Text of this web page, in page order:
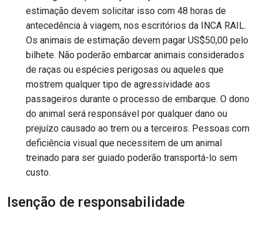
estimação devem solicitar isso com 48 horas de
antecedência à viagem, nos escritórios da INCA RAIL.
Os animais de estimação devem pagar US$50,00 pelo
bilhete. Não poderão embarcar animais considerados
de raças ou espécies perigosas ou aqueles que
mostrem qualquer tipo de agressividade aos
passageiros durante o processo de embarque. O dono
do animal será responsável por qualquer dano ou
prejuízo causado ao trem ou a terceiros. Pessoas com
deficiência visual que necessitem de um animal
treinado para ser guiado poderão transportá-lo sem
custo.
Isenção de responsabilidade